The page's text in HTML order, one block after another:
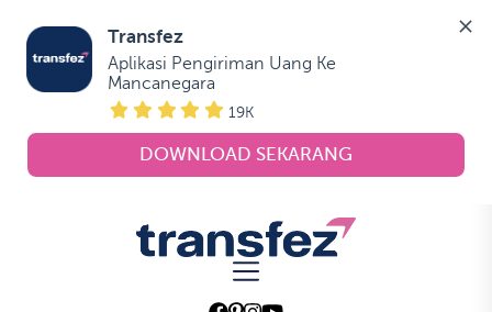
Transfez
Aplikasi Pengiriman Uang Ke
Mancanegara
19K
DOWNLOAD SEKARANG
Transfez